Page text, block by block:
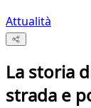
Attualità
La storia
strada e